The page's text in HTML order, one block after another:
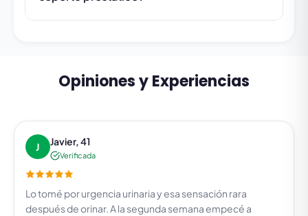
Opiniones y Experiencias
J Javier, 41
Verificada
Lo tomé por urgencia urinaria y esa sensación rara
después de orinar. A la segunda semana empecé a